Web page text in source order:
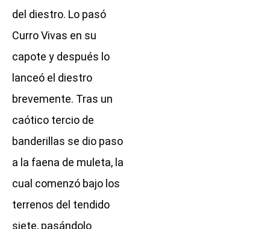
del diestro. Lo pasó
Curro Vivas en su
capote y después lo
lanceó el diestro
brevemente. Tras un
caótico tercio de
banderillas se dio paso
a la faena de muleta, la
cual comenzó bajo los
terrenos del tendido
siete, pasándolo